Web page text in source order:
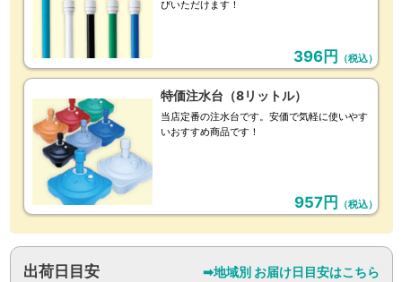
びいただけます！
396円 （税込）
特価注水台（8リットル）
当店定番の注水台です。安価で気軽に使いやす
いおすすめ商品です！
957円 （税込）
出荷日目安 ➡地域別 お届け日目安はこちら